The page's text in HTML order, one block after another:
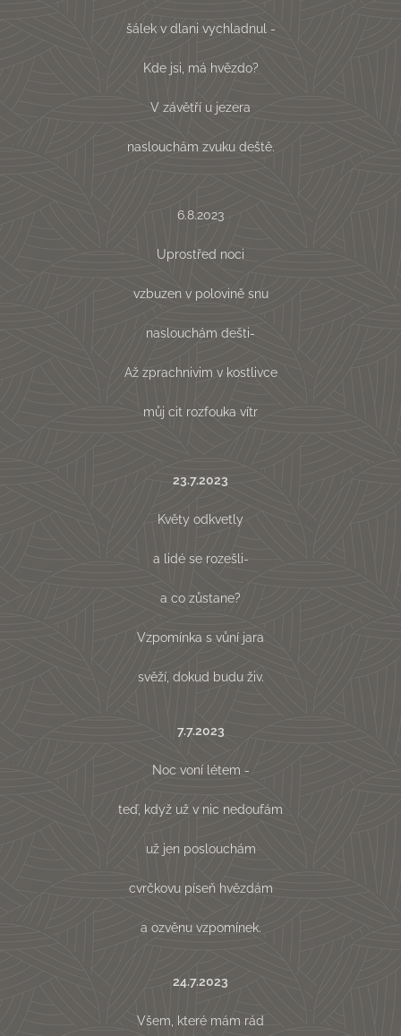
šálek v dlani vychladnul -
Kde jsi, má hvězdo?
V závětří u jezera
naslouchám zvuku deště.
6.8.2023
Uprostřed noci
vzbuzen v polovině snu
naslouchám dešti-
Až zprachnivim v kostlivce
můj cit rozfouka vítr
23.7.2023
Květy odkvetly
a lidé se rozešli-
a co zůstane?
Vzpomínka s vůní jara
svěží, dokud budu živ.
7.7.2023
Noc voní létem -
teď, když už v nic nedoufám
už jen poslouchám
cvrčkovu píseň hvězdám
a ozvěnu vzpomínek.
24.7.2023
Všem, které mám rád